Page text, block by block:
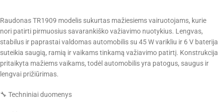
Raudonas TR1909 modelis sukurtas mažiesiems vairuotojams, kurie
nori patirti pirmuosius savarankiško važiavimo nuotykius. Lengvas,
stabilus ir paprastai valdomas automobilis su 45 W varikliu ir 6 V baterija
suteikia saugią, ramią ir vaikams tinkamą važiavimo patirtį. Konstrukcija
pritaikyta mažiems vaikams, todėl automobilis yra patogus, saugus ir
lengvai prižiūrimas.
🔧 Techniniai duomenys